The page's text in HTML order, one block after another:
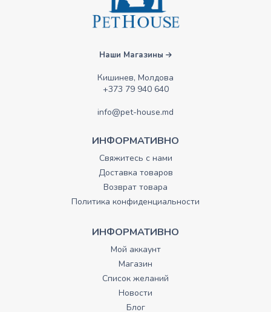
Наши Магазины
Кишинев, Молдова
+373 79 940 640
info@pet-house.md
ИНФОРМАТИВНО
Свяжитесь с нами
Доставка товаров
Возврат товара
Политика конфиденциальности
ИНФОРМАТИВНО
Мой аккаунт
Магазин
Список желаний
Новости
Блог